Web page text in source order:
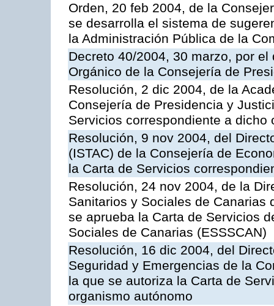
Orden, 20 feb 2004, de la
se desarrolla el sistema de
la Administración Pública de la
Decreto 40/2004, 30 marzo, por
Orgánico de la Consejería de
Resolución, 2 dic 2004, de la
Consejería de Presidencia y
Servicios correspondiente a dicho
Resolución, 9 nov 2004, del
(ISTAC) de la Consejería de
la Carta de Servicios
Resolución, 24 nov 2004, de la
Sanitarios y Sociales de Canarias
se aprueba la Carta de Servicios
Sociales de Canarias (ESSSCAN)
Resolución, 16 dic 2004, del
Seguridad y Emergencias de la
la que se autoriza la Carta de
organismo autónomo